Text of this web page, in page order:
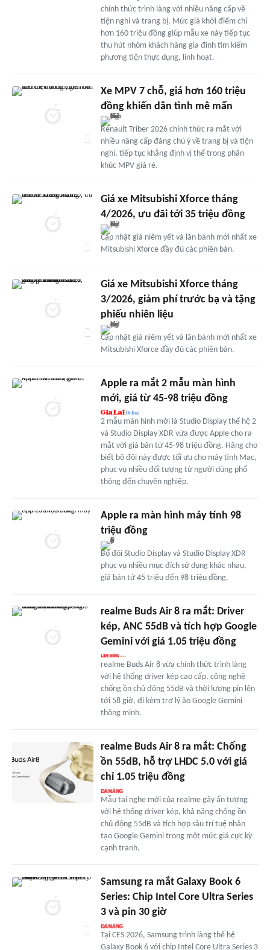
chính thức trình làng với nhiều nâng cấp về
tiện nghi và trang bị. Mức giá khởi điểm chỉ
hơn 160 triệu đồng giúp mẫu xe này tiếp tục
thu hút nhóm khách hàng gia đình tìm kiếm
phương tiện thực dụng, linh hoạt.
Xe MPV 7 chỗ, giá hơn 160 triệu
đồng khiến dân tình mê mẩn
Renault Triber 2026 chính thức ra mắt với
nhiều nâng cấp đáng chú ý về trang bị và tiện
nghi, tiếp tục khẳng định vị thế trong phân
khúc MPV giá rẻ.
Giá xe Mitsubishi Xforce tháng
4/2026, ưu đãi tới 35 triệu đồng
Cập nhật giá niêm yết và lăn bánh mới nhất xe
Mitsubishi Xforce đầy đủ các phiên bản.
Giá xe Mitsubishi Xforce tháng
3/2026, giảm phí trước bạ và tặng
phiếu nhiên liệu
Cập nhật giá niêm yết và lăn bánh mới nhất xe
Mitsubishi Xforce đầy đủ các phiên bản.
Apple ra mắt 2 mẫu màn hình
mới, giá từ 45-98 triệu đồng
2 mẫu màn hình mới là Studio Display thế hệ 2
và Studio Display XDR vừa được Apple cho ra
mắt với giá bán từ 45-98 triệu đồng. Hãng cho
biết bộ đôi này được tối ưu cho máy tính Mac,
phục vụ nhiều đối tượng từ người dùng phổ
thông đến chuyên nghiệp.
Apple ra màn hình máy tính 98
triệu đồng
Bộ đôi Studio Display và Studio Display XDR
phục vụ nhiều mục đích sử dụng khác nhau,
giá bán từ 45 triệu đến 98 triệu đồng.
realme Buds Air 8 ra mắt: Driver
kép, ANC 55dB và tích hợp Google
Gemini với giá 1.05 triệu đồng
realme Buds Air 8 vừa chính thức trình làng
với hệ thống driver kép cao cấp, công nghệ
chống ồn chủ động 55dB và thời lượng pin lên
tới 58 giờ, đi kèm trợ lý ảo Google Gemini
thông minh.
realme Buds Air 8 ra mắt: Chống
ồn 55dB, hỗ trợ LHDC 5.0 với giá
chỉ 1.05 triệu đồng
Mẫu tai nghe mới của realme gây ấn tượng
với hệ thống driver kép, khả năng chống ồn
chủ động 55dB và tích hợp sâu trí tuệ nhân
tạo Google Gemini trong một mức giá cực kỳ
cạnh tranh.
Samsung ra mắt Galaxy Book 6
Series: Chip Intel Core Ultra Series
3 và pin 30 giờ
Tại CES 2026, Samsung trình làng thế hệ
Galaxy Book 6 với chip Intel Core Ultra Series 3